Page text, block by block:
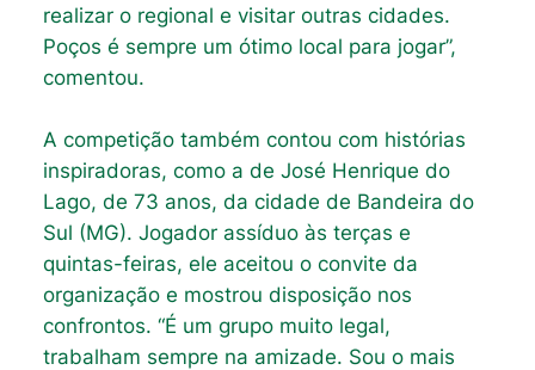
realizar o regional e visitar outras cidades.
Poços é sempre um ótimo local para jogar”,
comentou.
A competição também contou com histórias
inspiradoras, como a de José Henrique do
Lago, de 73 anos, da cidade de Bandeira do
Sul (MG). Jogador assíduo às terças e
quintas-feiras, ele aceitou o convite da
organização e mostrou disposição nos
confrontos. “É um grupo muito legal,
trabalham sempre na amizade. Sou o mais